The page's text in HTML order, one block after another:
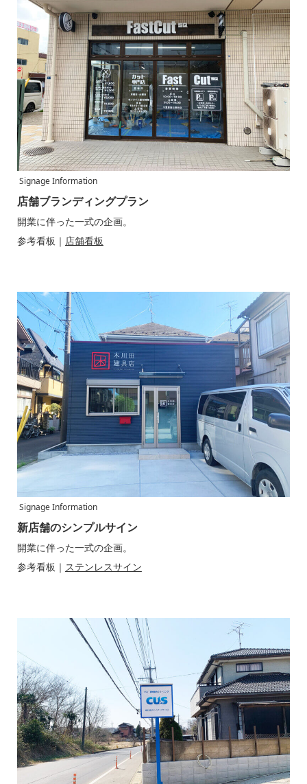
Signage Information
店舗ブランディングプラン
開業に伴った一式の企画。
参考看板｜ 店舗看板
Signage Information
新店舗のシンプルサイン
開業に伴った一式の企画。
参考看板｜ ステンレスサイン